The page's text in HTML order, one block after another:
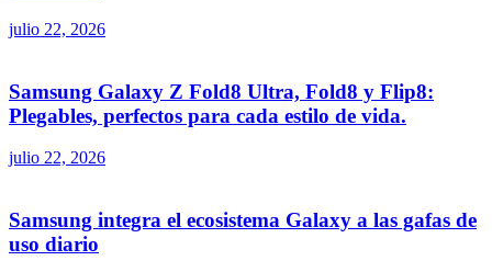
julio 22, 2026
Samsung Galaxy Z Fold8 Ultra, Fold8 y Flip8:
Plegables, perfectos para cada estilo de vida.
julio 22, 2026
Samsung integra el ecosistema Galaxy a las gafas de
uso diario